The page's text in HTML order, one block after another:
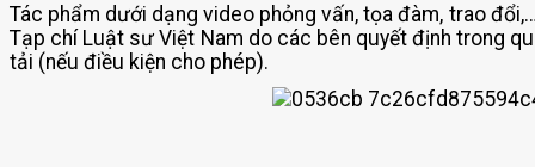
Tác phẩm dưới dạng video phỏng vấn, tọa đàm, trao
Tạp chí Luật sư Việt Nam do các bên quyết định trong
tải (nếu điều kiện cho phép).